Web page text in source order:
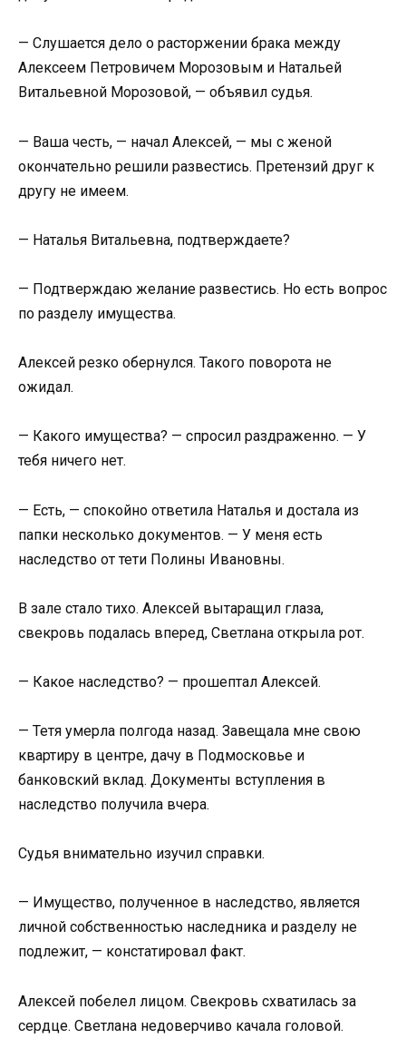
— Слушается дело о расторжении брака между
Алексеем Петровичем Морозовым и Натальей
Витальевной Морозовой, — объявил судья.
— Ваша честь, — начал Алексей, — мы с женой
окончательно решили развестись. Претензий друг к
другу не имеем.
— Наталья Витальевна, подтверждаете?
— Подтверждаю желание развестись. Но есть вопрос
по разделу имущества.
Алексей резко обернулся. Такого поворота не
ожидал.
— Какого имущества? — спросил раздраженно. — У
тебя ничего нет.
— Есть, — спокойно ответила Наталья и достала из
папки несколько документов. — У меня есть
наследство от тети Полины Ивановны.
В зале стало тихо. Алексей вытаращил глаза,
свекровь подалась вперед, Светлана открыла рот.
— Какое наследство? — прошептал Алексей.
— Тетя умерла полгода назад. Завещала мне свою
квартиру в центре, дачу в Подмосковье и
банковский вклад. Документы вступления в
наследство получила вчера.
Судья внимательно изучил справки.
— Имущество, полученное в наследство, является
личной собственностью наследника и разделу не
подлежит, — констатировал факт.
Алексей побелел лицом. Свекровь схватилась за
сердце. Светлана недоверчиво качала головой.